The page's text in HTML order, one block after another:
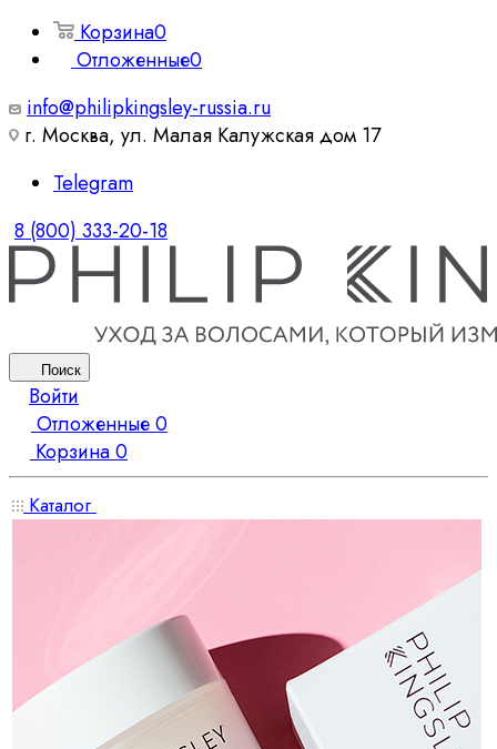
Корзина0
Отложенные0
info@philipkingsley-russia.ru
г. Москва, ул. Малая Калужская дом 17
Telegram
8 (800) 333-20-18
Поиск
Войти
Отложенные0
Корзина0
Каталог